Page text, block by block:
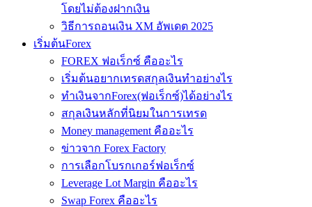
โดยไม่ต้องฝากเงิน
วิธีการถอนเงิน XM อัพเดต 2025
เริ่มต้นForex
FOREX ฟอเร็กซ์ คืออะไร
เริ่มต้นอยากเทรดสกุลเงินทำอย่างไร
ทำเงินจากForex(ฟอเร็กซ์)ได้อย่างไร
สกุลเงินหลักที่นิยมในการเทรด
Money management คืออะไร
ข่าวจาก Forex Factory
การเลือกโบรกเกอร์ฟอเร็กซ์
Leverage Lot Margin คืออะไร
Swap Forex คืออะไร